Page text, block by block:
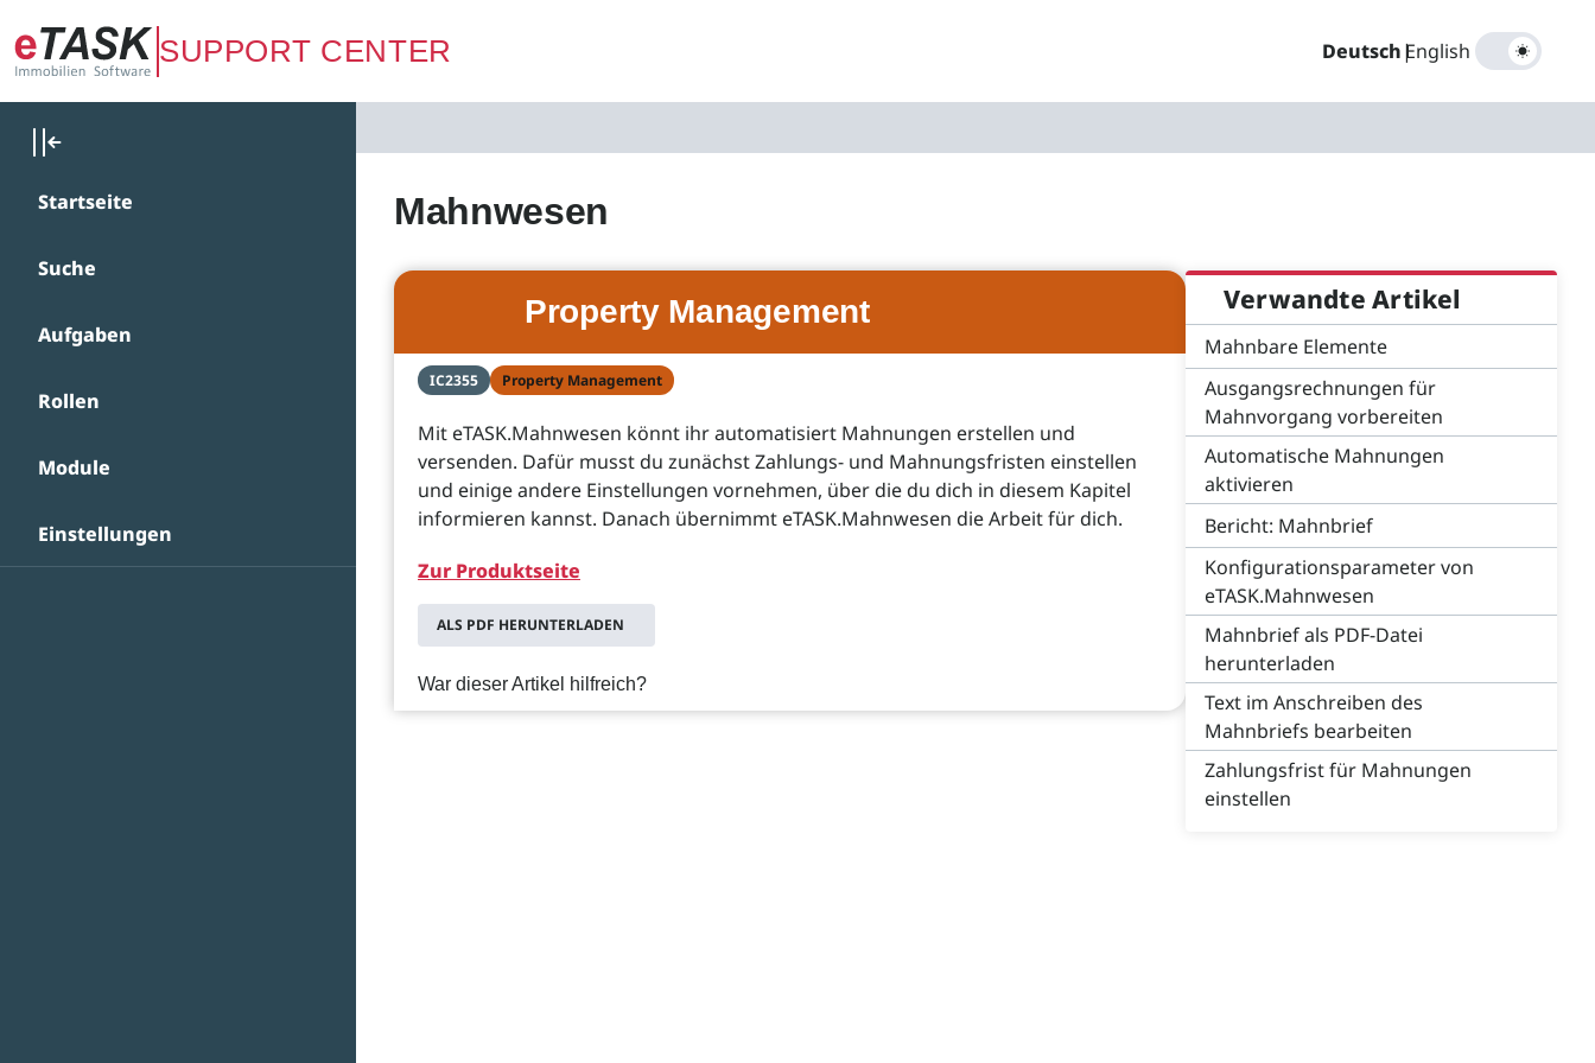
Zum Hauptinhalt springen
SUPPORT CENTER Deutsch|
English
Startseite
Suche
Aufgaben
Rollen
Module
Einstellungen
Mahnwesen
Property Management
IC2355 Property Management
Mit eTASK.Mahnwesen könnt ihr automatisiert Mahnungen erstellen und
versenden. Dafür musst du zunächst Zahlungs- und Mahnungsfristen einstellen
und einige andere Einstellungen vornehmen, über die du dich in diesem Kapitel
informieren kannst. Danach übernimmt eTASK.Mahnwesen die Arbeit für dich.
Zur Produktseite
ALS PDF HERUNTERLADEN
War dieser Artikel hilfreich?
Verwandte Artikel
Mahnbare Elemente
Ausgangsrechnungen für
Mahnvorgang vorbereiten
Automatische Mahnungen
aktivieren
Bericht: Mahnbrief
Konfigurationsparameter von
eTASK.Mahnwesen
Mahnbrief als PDF-Datei
herunterladen
Text im Anschreiben des
Mahnbriefs bearbeiten
Zahlungsfrist für Mahnungen
einstellen